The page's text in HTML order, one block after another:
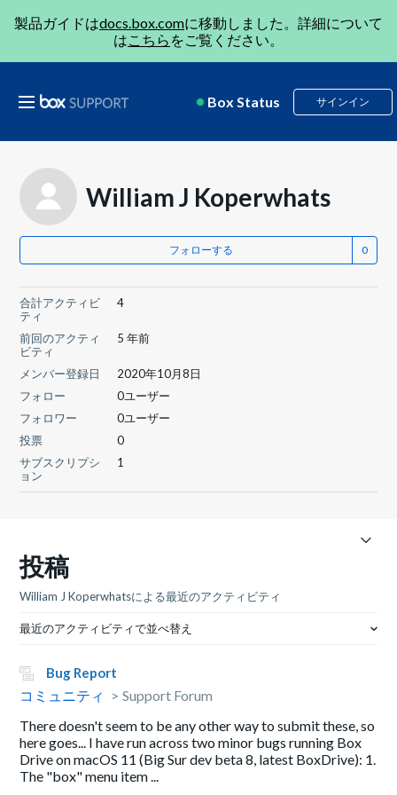
製品ガイドはdocs.box.comに移動しました。詳細について
はこちら をご覧ください。
Box Status サインイン
William J Koperwhats
フォローする
合計アクティビ
ティ
4
前回のアクティ
ビティ
5 年前
メンバー登録日
2020年10月8日
フォロー
0ユーザー
フォロワー
0ユーザー
投票
0
サブスクリプシ
ョン
1
投稿
William J Koperwhatsによる最近のアクティビティ
最近のアクティビティで並べ替え
Bug Report
コミュニティ
Support Forum
There doesn't seem to be any other way to submit these, so
here goes... I have run across two minor bugs running Box
Drive on macOS 11 (Big Sur dev beta 8, latest BoxDrive): 1.
The "box" menu item ...